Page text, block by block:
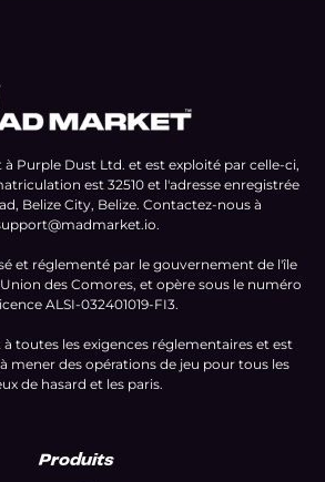
Purple Dust Ltd. et est exploité par celle-ci,
est 32510 et l'adresse enregistrée
Belize City, Belize. Contactez-nous à
.
et réglementé par le gouvernement de l'île
des Comores, et opère sous le numéro
ALSI-032401019-FI3.
toutes les exigences réglementaires et est
mener des opérations de jeu pour tous les
de hasard et les paris.
Produits